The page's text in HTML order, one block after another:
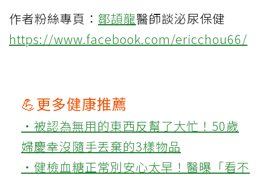
作者粉絲專頁： 鄒頡龍醫師談泌尿保健
https://www.facebook.com/ericchou66/
💪更多健康推薦
‧被認為無用的東西反幫了大忙！50歲
婦慶幸沒隨手丟棄的3樣物品
‧健檢血糖正常別安心太早！醫曝「看不